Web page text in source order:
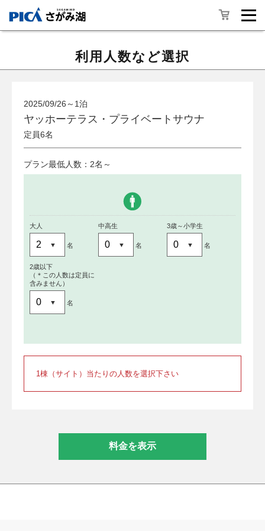
利用人数など選択
2025/09/26～1泊
ヤッホーテラス・プライベートサウナ
定員6名
プラン最低人数：2名～
大人
名
中高生
名
3歳～小学生
名
2歳以下
（＊この人数は定員に
含みません）
名
1棟（サイト）当たりの人数を選択下さい
料金を表示